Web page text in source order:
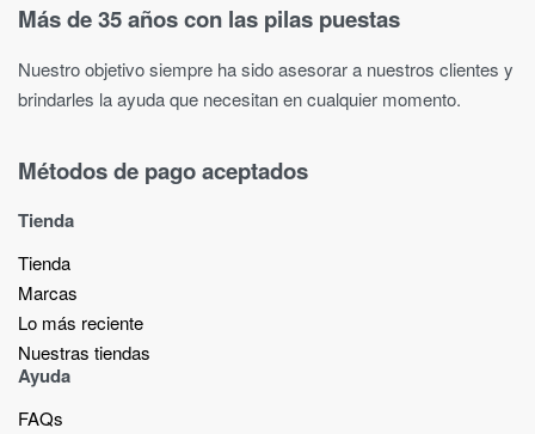
Más de 35 años con las pilas puestas
Nuestro objetivo siempre ha sido asesorar a nuestros clientes y
brindarles la ayuda que necesitan en cualquier momento.
Métodos de pago aceptados
Tienda
Tienda
Marcas
Lo más reciente​
Nuestras tiendas​
Ayuda
FAQs